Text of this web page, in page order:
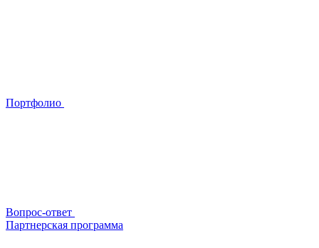
Портфолио
Вопрос-ответ
Партнерская программа